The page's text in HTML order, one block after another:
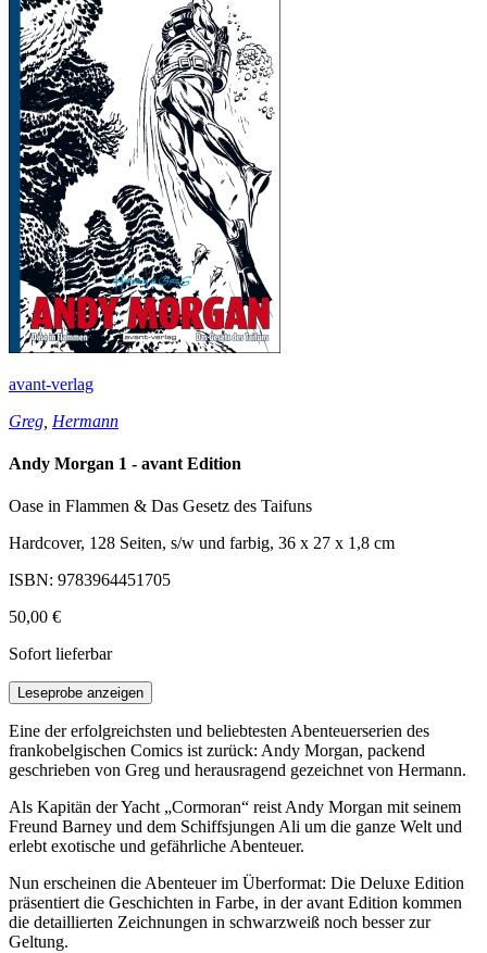
avant-verlag
Greg Hermann
Andy Morgan 1 - avant Edition
Oase in Flammen & Das Gesetz des Taifuns
Hardcover, 128 Seiten, s/w und farbig, 36 x 27 x 1,8 cm
ISBN: 9783964451705
50,00 €
Sofort lieferbar
Leseprobe anzeigen
Eine der erfolgreichsten und beliebtesten Abenteuerserien des
frankobelgischen Comics ist zurück: Andy Morgan, packend
geschrieben von Greg und herausragend gezeichnet von Hermann.
Als Kapitän der Yacht „Cormoran“ reist Andy Morgan mit seinem
Freund Barney und dem Schiffsjungen Ali um die ganze Welt und
erlebt exotische und gefährliche Abenteuer.
Nun erscheinen die Abenteuer im Überformat: Die Deluxe Edition
präsentiert die Geschichten in Farbe, in der avant Edition kommen
die detaillierten Zeichnungen in schwarzweiß noch besser zur
Geltung.